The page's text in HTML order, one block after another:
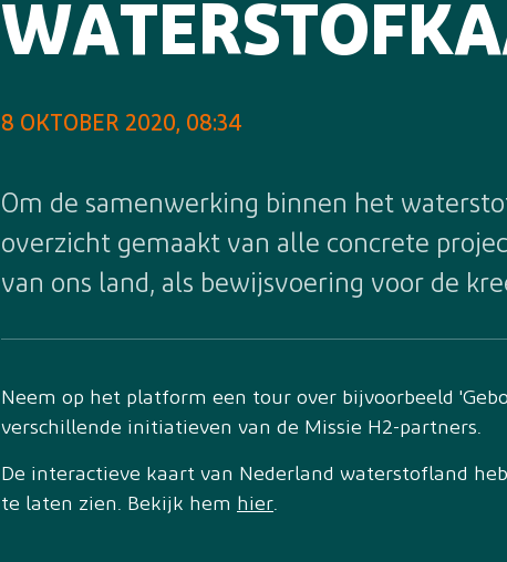
8 OKTOBER 2020, 08:34
Om de samenwerking binnen het
overzicht gemaakt van alle concrete
van ons land, als bewijsvoering voor de
Neem op het platform een tour over bijvoorbeeld
verschillende initiatieven van de Missie H2-partners.
De interactieve kaart van Nederland waterstofland
te laten zien. Bekijk hem hier.